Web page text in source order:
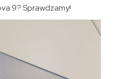
9? Sprawdzamy!